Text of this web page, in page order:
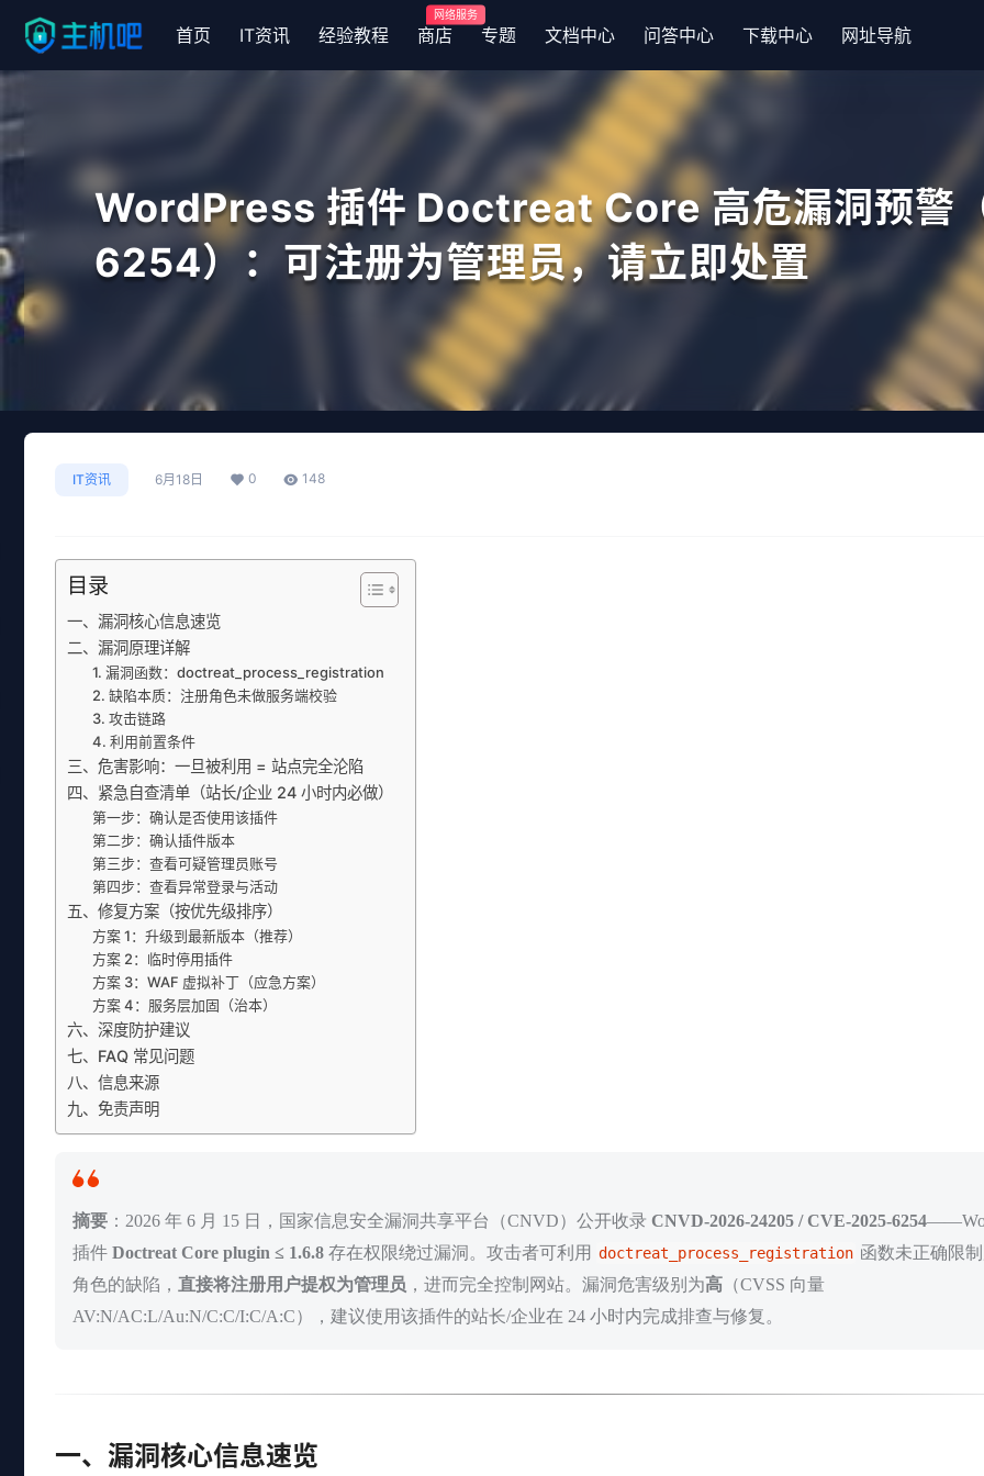
首页 IT资讯 经验教程 商店
网络服务
专题 文档中心 问答中心 下载中心 网址导航
WordPress 插件 Doctreat Core 高危漏洞预警
6254）：可注册为管理员，请立即处置
IT资讯 6月18日 0 148
目录
一、漏洞核心信息速览
二、漏洞原理详解
1. 漏洞函数：doctreat_process_registration
2. 缺陷本质：注册角色未做服务端校验
3. 攻击链路
4. 利用前置条件
三、危害影响：一旦被利用 = 站点完全沦陷
四、紧急自查清单（站长/企业 24 小时内必做）
第一步：确认是否使用该插件
第二步：确认插件版本
第三步：查看可疑管理员账号
第四步：查看异常登录与活动
五、修复方案（按优先级排序）
方案 1：升级到最新版本（推荐）
方案 2：临时停用插件
方案 3：WAF 虚拟补丁（应急方案）
方案 4：服务层加固（治本）
六、深度防护建议
七、FAQ 常见问题
八、信息来源
九、免责声明
摘要 ：2026 年 6 月 15 日，国家信息安全漏洞共享平台（CNVD）公开收录 CNVD-2026-24205 / CVE-2025-6254
插件 Doctreat Core plugin ≤ 1.6.8 存在权限绕过漏洞。攻击者可利用 doctreat_process_registration 函数未正确限
角色的缺陷， 直接将注册用户提权为管理员 ，进而完全控制网站。漏洞危害级别为高 （CVSS 向量
AV:N/AC:L/Au:N/C:C/I:C/A:C），建议使用该插件的站长/企业在 24 小时内完成排查与修复。
一、漏洞核心信息速览